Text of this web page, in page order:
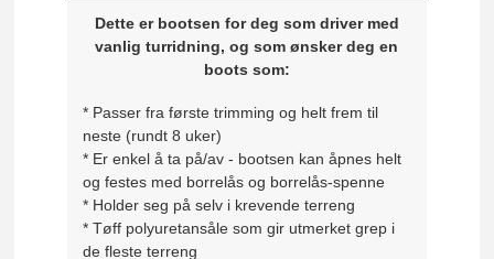
Dette er bootsen for deg som driver med
vanlig turridning, og som ønsker deg en
boots som:
* Passer fra første trimming og helt frem til
neste (rundt 8 uker)
* Er enkel å ta på/av - bootsen kan åpnes helt
og festes med borrelås og borrelås-spenne
* Holder seg på selv i krevende terreng
* Tøff polyuretansåle som gir utmerket grep i
de fleste terreng